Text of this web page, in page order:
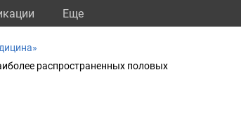
Eще
распространенных половых